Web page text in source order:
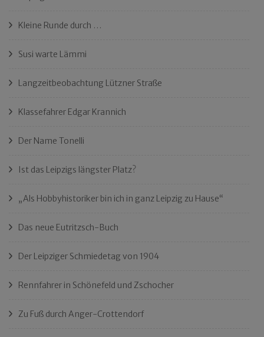
Kleine Runde durch …
Susi warte Lämmi
Langzeitbeobachtung Lützner Straße
Klassefahrer Edgar Krannich
Der Name Tonelli
Ist das Leipzigs längster Platz?
„Als Hobbyhistoriker bin ich in ganz Leipzig zu Hause“
Das neue Eutritzsch-Buch
Der Leipziger Schmiedetag von 1904
Rennfahrer in Schönefeld und Zschocher
Zu Fuß durch Anger-Crottendorf